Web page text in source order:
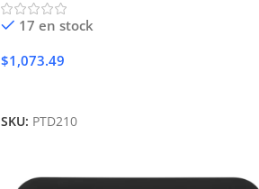
17 en stock
$1,073.49
SKU: PTD210